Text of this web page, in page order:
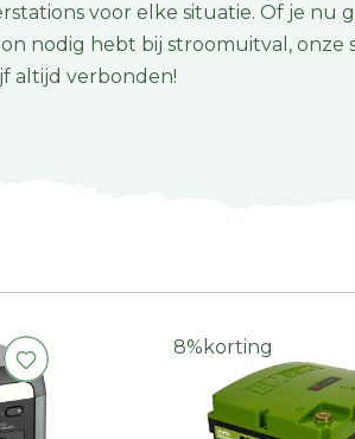
voor elke situatie. Of je nu
nodig hebt bij stroomuitval, onze
altijd verbonden!
8% korting